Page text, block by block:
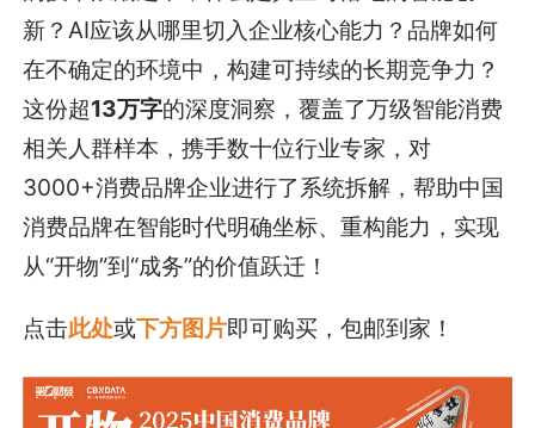
新？AI应该从哪里切入企业核心能力？品牌如何
在不确定的环境中，构建可持续的长期竞争力？
这份超13万字的深度洞察，覆盖了万级智能消费
相关人群样本，携手数十位行业专家，对
3000+消费品牌企业进行了系统拆解，帮助中国
消费品牌在智能时代明确坐标、重构能力，实现
从“开物”到“成务”的价值跃迁！
点击此处或下方图片即可购买，包邮到家！